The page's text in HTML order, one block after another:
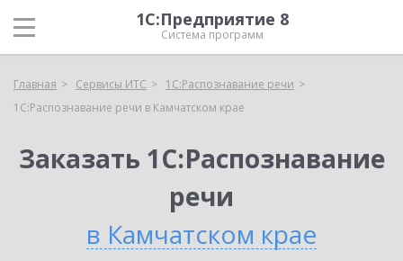
1С:Предприятие 8
Система программ
Главная Сервисы ИТС
1С:Распознавание речи
1С:Распознавание речи в Камчатском крае
Заказать 1С:Распознавание
речи
в Камчатском крае